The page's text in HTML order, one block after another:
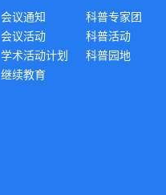
会议通知
会议活动
学术活动计划
继续教育
科普专家团
科普活动
科普园地